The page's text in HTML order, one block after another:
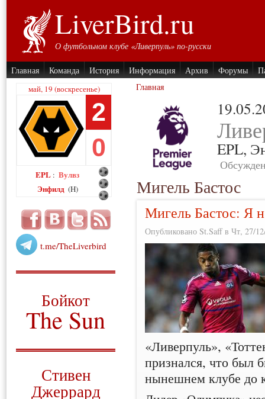
LiverBird.ru
О футбольном клубе «Ливерпуль» по-русски
Главная Команда История Информация Архив Форумы
май, 19 (воскресенье)
2
0
EPL : Вулвз
Энфилд (H)
t.me/TheLiverbird
Бойкот
The Sun
Стивен
Джеррард
Главная
EPL,
Мигель Бастос
Мигель Бастос: Я
Опубликовано St.Saff в Чт, 27/
«Ливерпуль»,
признался, что был
нынешнем клубе до